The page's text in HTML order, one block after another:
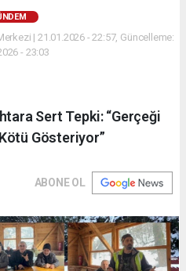
| 21.01.2026 - 22:57, Güncelleme:
- 23:03
Sert Tepki: “Gerçeği
Gösteriyor”
ABONE OL